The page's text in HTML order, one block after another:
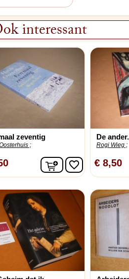
interessant
zeventig
;
In winkelwagen
favorite_border
De
Rogi Wieg ;
€ 8,50